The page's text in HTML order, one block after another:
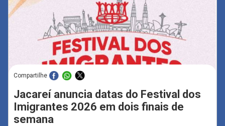
Compartilhe
Jacareí anuncia datas do Festival dos
Imigrantes 2026 em dois finais de
semana